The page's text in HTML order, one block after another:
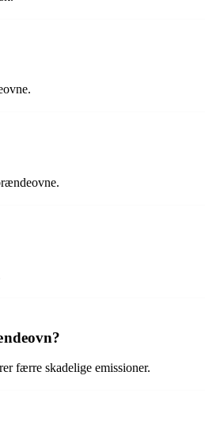
færre skadelige emissioner.